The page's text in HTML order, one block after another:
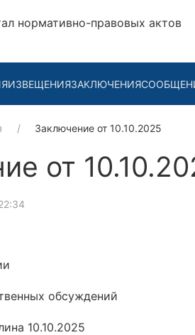
нормативно-правовых актов
ИЗВЕЩЕНИЯЗАКЛЮЧЕНИЯ
Заключение от 10.10.2025
от
обсуждений
10.10.2025